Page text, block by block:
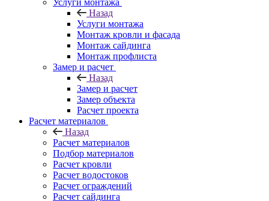
Услуги монтажа
Назад
Услуги монтажа
Монтаж кровли и фасада
Монтаж сайдинга
Монтаж профлиста
Замер и расчет
Назад
Замер и расчет
Замер объекта
Расчет проекта
Расчет материалов
Назад
Расчет материалов
Подбор материалов
Расчет кровли
Расчет водостоков
Расчет ограждений
Расчет сайдинга